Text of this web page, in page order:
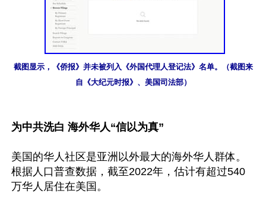
截图显示，《侨报》并未被列入《外国代理人登记法》名单。（截图来
自《大纪元时报》、美国司法部）
为中共洗白 海外华人“信以为真”
美国的华人社区是亚洲以外最大的海外华人群体。
根据人口普查数据，截至2022年，估计有超过540
万华人居住在美国。